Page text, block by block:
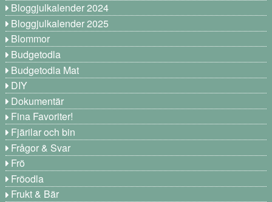
Bloggjulkalender 2024
Bloggjulkalender 2025
Blommor
Budgetodla
Budgetodla Mat
DIY
Dokumentär
Fina Favoriter!
Fjärilar och bin
Frågor & Svar
Frö
Fröodla
Frukt & Bär